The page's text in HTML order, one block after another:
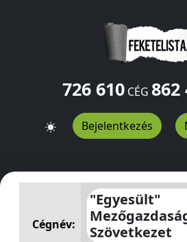
726 610CÉG 862
Bejelentkezés
"Egyesült" Mezőgazdasági
Cégnév:
"Egyesült"
Szövetkezet